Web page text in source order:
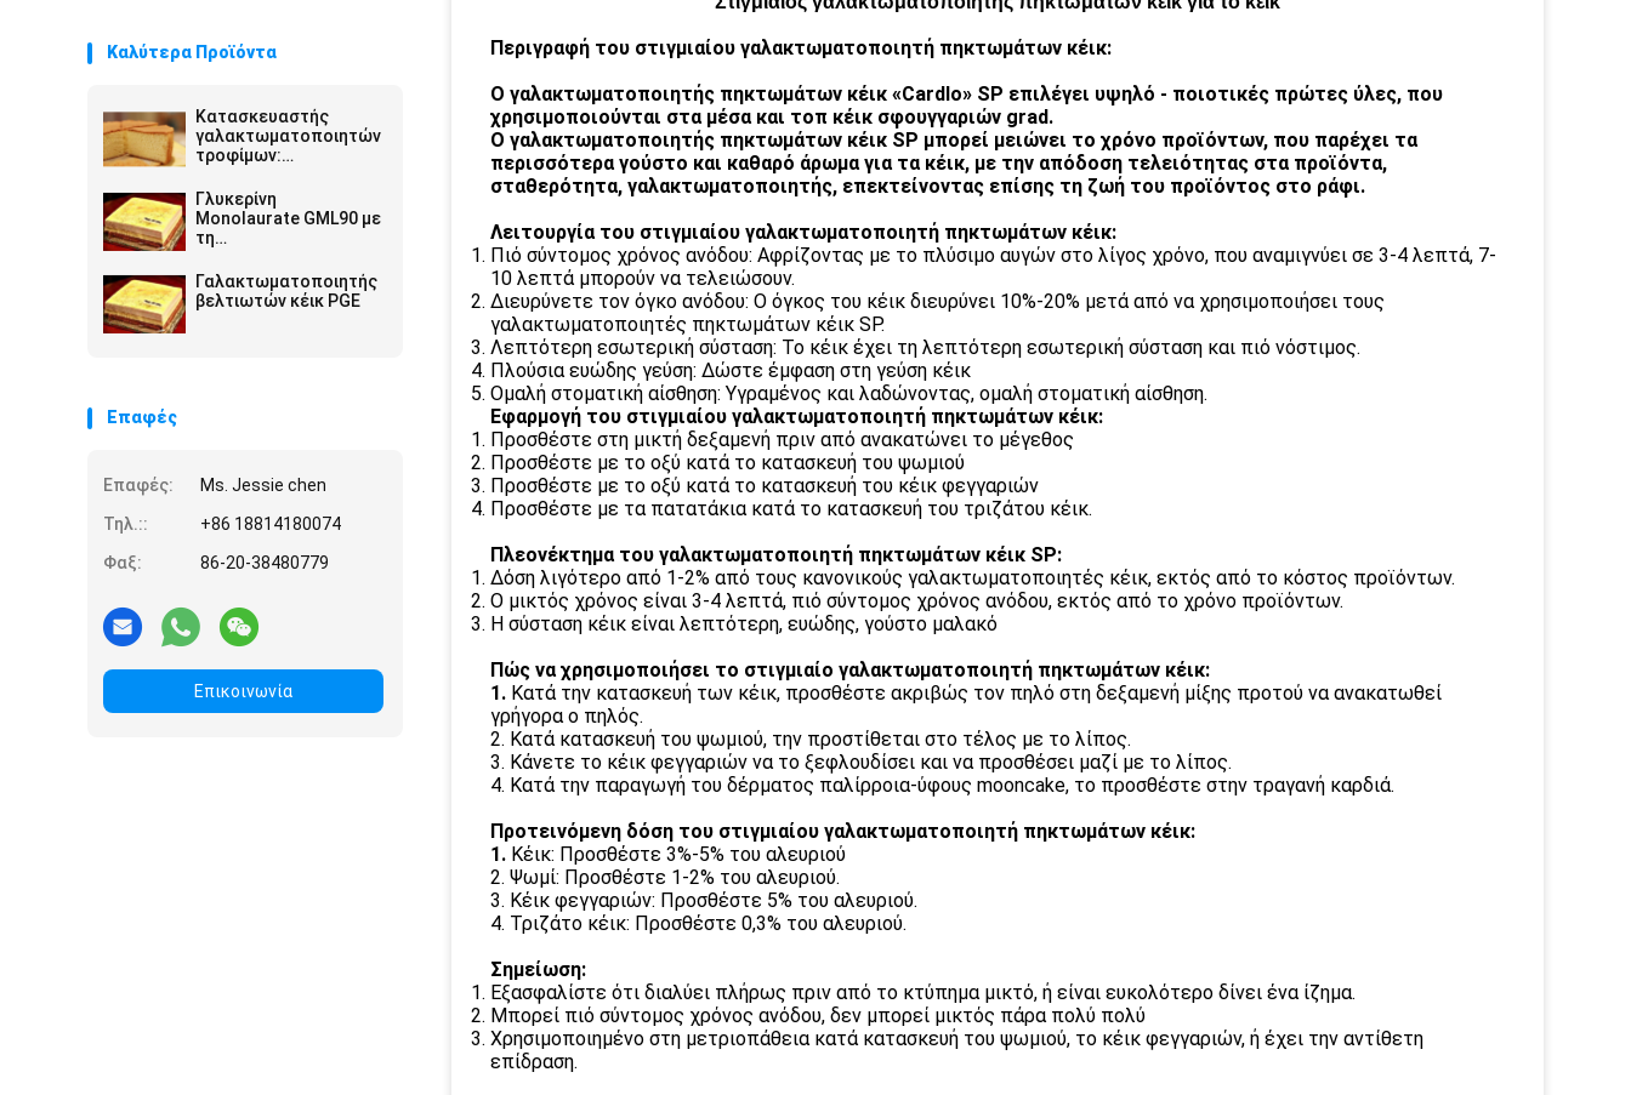
Καλύτερα Προϊόντα
Κατασκευαστής
γαλακτωματοποιητών
τροφίμων:
των λιπαρών οξέων
E475 PGE
Γλυκερίνη
Monolaurate GML90 με
τη
και αντισηπτικό για το
τυρί
Γαλακτωματοποιητής
βελτιωτών κέικ PGE
Επαφές
Επαφές:
Ms. Jessie chen
Τηλ.::
+86 18814180074
Φαξ:
86-20-38480779
Επικοινωνία
Περιγραφή του στιγμιαίου γαλακτωματοποιητή πηκτωμάτων κέικ:
Ο γαλακτωματοποιητής πηκτωμάτων κέικ «Cardlo» SP επιλέγει υψηλό - ποιοτικές πρώτες ύλες, που
χρησιμοποιούνται στα μέσα και τοπ κέικ σφουγγαριών grad.
Ο γαλακτωματοποιητής πηκτωμάτων κέικ SP μπορεί μειώνει το χρόνο προϊόντων, που παρέχει τα
περισσότερα γούστο και καθαρό άρωμα για τα κέικ, με την απόδοση τελειότητας στα προϊόντα,
σταθερότητα, γαλακτωματοποιητής, επεκτείνοντας επίσης τη ζωή του προϊόντος στο ράφι.
Λειτουργία του στιγμιαίου γαλακτωματοποιητή πηκτωμάτων κέικ:
Πιό σύντομος χρόνος ανόδου: Αφρίζοντας με το πλύσιμο αυγών στο λίγος χρόνο, που αναμιγνύει σε 3-4 λεπτά, 7-
10 λεπτά μπορούν να τελειώσουν.
Διευρύνετε τον όγκο ανόδου: Ο όγκος του κέικ διευρύνει 10%-20% μετά από να χρησιμοποιήσει τους
γαλακτωματοποιητές πηκτωμάτων κέικ SP.
Λεπτότερη εσωτερική σύσταση: Το κέικ έχει τη λεπτότερη εσωτερική σύσταση και πιό νόστιμος.
Πλούσια ευώδης γεύση: Δώστε έμφαση στη γεύση κέικ
Ομαλή στοματική αίσθηση: Υγραμένος και λαδώνοντας, ομαλή στοματική αίσθηση.
Εφαρμογή του στιγμιαίου γαλακτωματοποιητή πηκτωμάτων κέικ:
Προσθέστε στη μικτή δεξαμενή πριν από ανακατώνει το μέγεθος
Προσθέστε με το οξύ κατά το κατασκευή του ψωμιού
Προσθέστε με το οξύ κατά το κατασκευή του κέικ φεγγαριών
Προσθέστε με τα πατατάκια κατά το κατασκευή του τριζάτου κέικ.
Πλεονέκτημα του γαλακτωματοποιητή πηκτωμάτων κέικ SP:
Δόση λιγότερο από 1-2% από τους κανονικούς γαλακτωματοποιητές κέικ, εκτός από το κόστος προϊόντων.
Ο μικτός χρόνος είναι 3-4 λεπτά, πιό σύντομος χρόνος ανόδου, εκτός από το χρόνο προϊόντων.
Η σύσταση κέικ είναι λεπτότερη, ευώδης, γούστο μαλακό
Πώς να χρησιμοποιήσει το στιγμιαίο γαλακτωματοποιητή πηκτωμάτων κέικ:
1. Κατά την κατασκευή των κέικ, προσθέστε ακριβώς τον πηλό στη δεξαμενή μίξης προτού να ανακατωθεί
γρήγορα ο πηλός.
2. Κατά κατασκευή του ψωμιού, την προστίθεται στο τέλος με το λίπος.
3. Κάνετε το κέικ φεγγαριών να το ξεφλουδίσει και να προσθέσει μαζί με το λίπος.
4. Κατά την παραγωγή του δέρματος παλίρροια-ύφους mooncake, το προσθέστε στην τραγανή καρδιά.
Προτεινόμενη δόση του στιγμιαίου γαλακτωματοποιητή πηκτωμάτων κέικ:
1. Κέικ: Προσθέστε 3%-5% του αλευριού
2. Ψωμί: Προσθέστε 1-2% του αλευριού.
3. Κέικ φεγγαριών: Προσθέστε 5% του αλευριού.
4. Τριζάτο κέικ: Προσθέστε 0,3% του αλευριού.
Σημείωση:
Εξασφαλίστε ότι διαλύει πλήρως πριν από το κτύπημα μικτό, ή είναι ευκολότερο δίνει ένα ίζημα.
Μπορεί πιό σύντομος χρόνος ανόδου, δεν μπορεί μικτός πάρα πολύ πολύ
Χρησιμοποιημένο στη μετριοπάθεια κατά κατασκευή του ψωμιού, το κέικ φεγγαριών, ή έχει την αντίθετη
επίδραση.